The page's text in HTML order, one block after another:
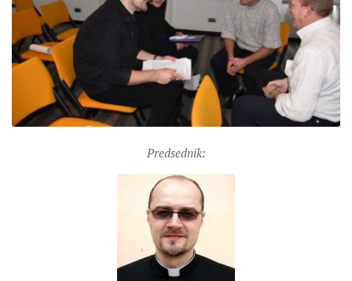
SVEŠTENICI
REDOVNICI
IN MEMORIAM
SEVERNI DEKANAT
JUŽNI DEKANAT
Predsednik: